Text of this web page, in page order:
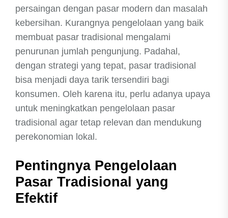
persaingan dengan pasar modern dan masalah
kebersihan. Kurangnya pengelolaan yang baik
membuat pasar tradisional mengalami
penurunan jumlah pengunjung. Padahal,
dengan strategi yang tepat, pasar tradisional
bisa menjadi daya tarik tersendiri bagi
konsumen. Oleh karena itu, perlu adanya upaya
untuk meningkatkan pengelolaan pasar
tradisional agar tetap relevan dan mendukung
perekonomian lokal.
Pentingnya Pengelolaan
Pasar Tradisional yang
Efektif